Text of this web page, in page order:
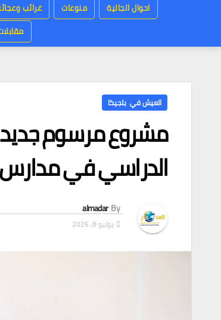
احوال الجالية
منوعات غرائب
العيش في بلجيكا
مشروع مرسوم جديد
الدراسي في مدارس
By
almadar
يوليو 8, 2026